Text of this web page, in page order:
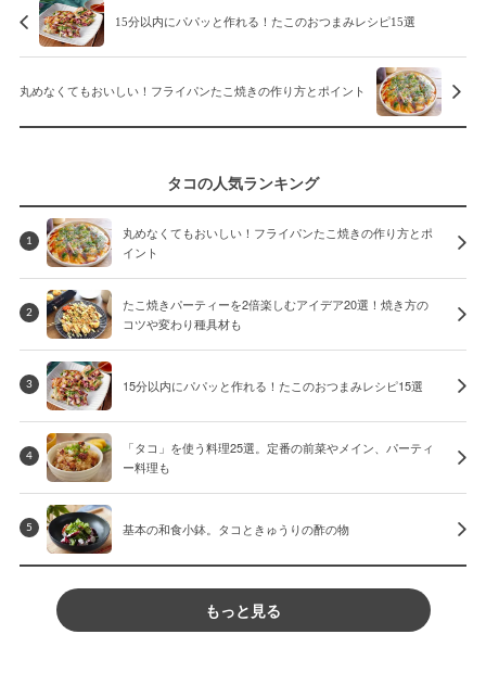
15分以内にパパッと作れる！たこのおつまみレシピ15選
丸めなくてもおいしい！フライパンたこ焼きの作り方とポイント
タコの人気ランキング
1
丸めなくてもおいしい！フライパンたこ焼きの作り方とポ
イント
2
たこ焼きパーティーを2倍楽しむアイデア20選！焼き方の
コツや変わり種具材も
3 15分以内にパパッと作れる！たこのおつまみレシピ15選
4
「タコ」を使う料理25選。定番の前菜やメイン、パーティ
ー料理も
5 基本の和食小鉢。タコときゅうりの酢の物
もっと見る